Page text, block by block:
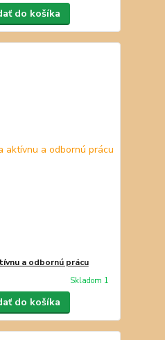
do košíka
a odbornú prácu
Skladom 1
do košíka